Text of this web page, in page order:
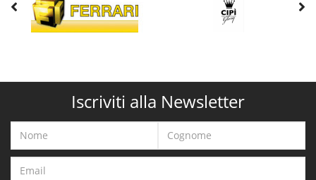
Iscriviti alla Newsletter